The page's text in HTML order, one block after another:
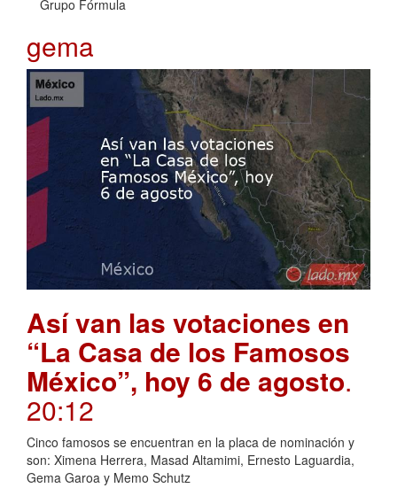
Grupo Fórmula
gema
Así van las votaciones en
“La Casa de los Famosos
México”, hoy 6 de agosto.
20:12
Cinco famosos se encuentran en la placa de nominación y
son: Ximena Herrera, Masad Altamimi, Ernesto Laguardia,
Gema Garoa y Memo Schutz